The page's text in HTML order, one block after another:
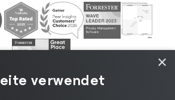
×
verwendet